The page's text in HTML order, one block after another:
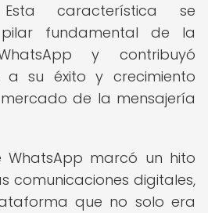
Esta característica se
fundamental de la
y contribuyó
a su éxito y crecimiento
de la mensajería
WhatsApp marcó un hito
comunicaciones digitales,
que no solo era